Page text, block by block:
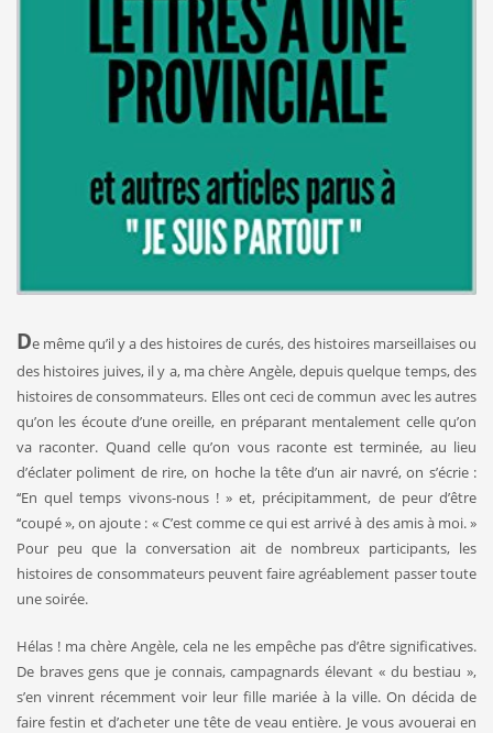
De même qu’il y a des histoires de curés, des histoires marseillaises ou
des histoires juives, il y a, ma chère Angèle, depuis quelque temps, des
histoires de consommateurs. Elles ont ceci de commun avec les autres
qu’on les écoute d’une oreille, en préparant menta­lement celle qu’on
va raconter. Quand celle qu’on vous raconte est terminée, au lieu
d’éclater poliment de rire, on hoche la tête d’un air navré, on s’écrie :
‘‘En quel temps vivons-nous ! » et, précipitam­ment, de peur d’être
‘‘coupé », on ajoute : « C’est comme ce qui est arrivé à des amis à moi. »
Pour peu que la conversation ait de nom­breux participants, les
histoires de consommateurs peuvent faire agréablement passer toute
une soirée.
Hélas ! ma chère Angèle, cela ne les empêche pas d’être significatives.
De braves gens que je connais, campagnards élevant « du bestiau »,
s’en vinrent récemment voir leur fille mariée à la ville. On décida de
faire festin et d’acheter une tête de veau entière. Je vous avouerai en